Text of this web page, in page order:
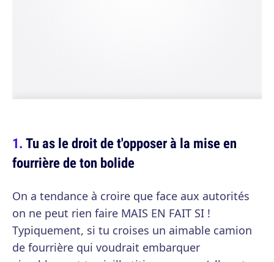
Tu as le droit de t'opposer à la mise en
fourrière de ton bolide
On a tendance à croire que face aux autorités
on ne peut rien faire MAIS EN FAIT SI !
Typiquement, si tu croises un aimable camion
de fourrière qui voudrait embarquer